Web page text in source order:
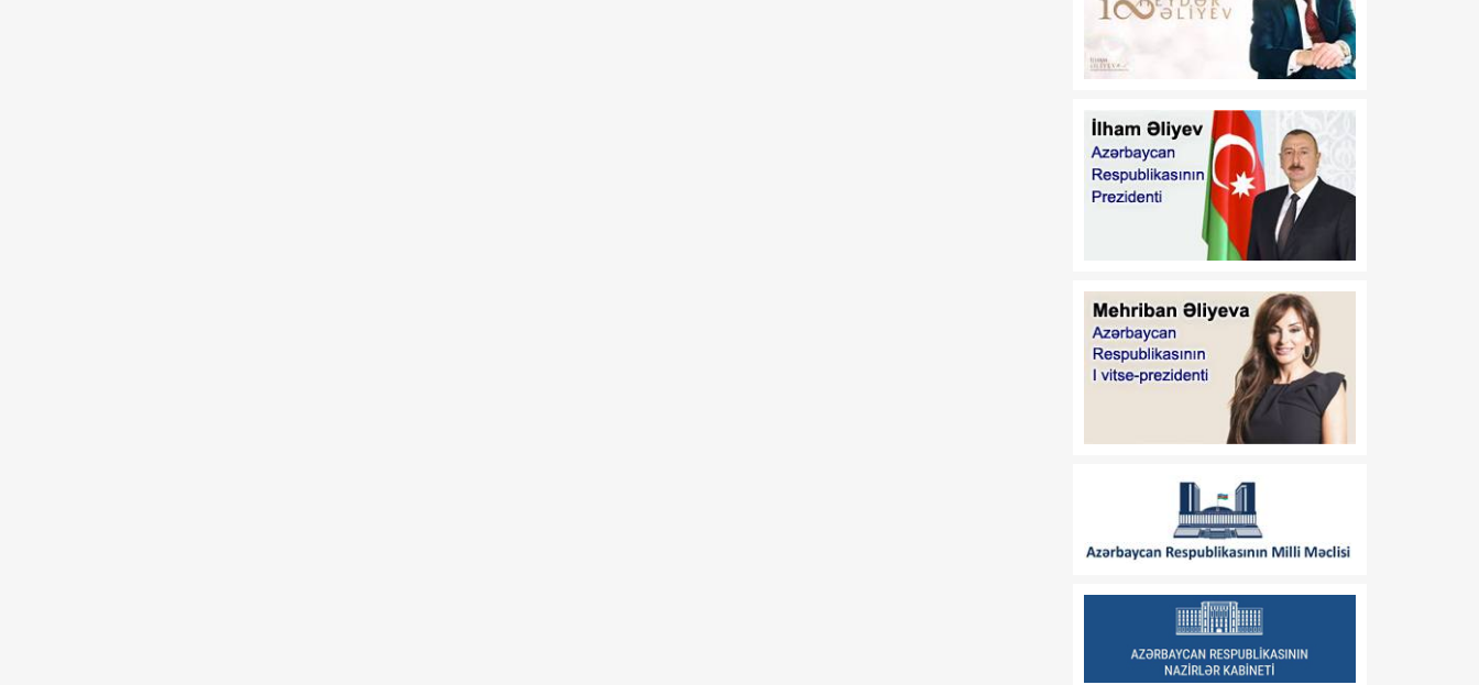
görməyə çağırıb
Azərbaycan–ABŞ
mərhələsi - Strateji
Tərəfdaşlıq Xartiyası
17:15
Alparslan Bayraktar:
Türkiyə Azərbaycanda
müxtəlif layihələrin həyata
keçirilməsinə hazırdır
17:10
08 Avqust
Cevdet Yılmaz: Türkiyənin
təhlükəsizliyi onun
sərhədlərindən başlamır
17:05
08 Avqust
16:59
08 Avqust
Tarixi Vaşinqton Zirvə
xronoloji
ardıcıllıqla
Vaşinqton görüşü
Azərbaycanın regional
məsələlərin həllində fəal
rol oynadığını təsdiqləyib